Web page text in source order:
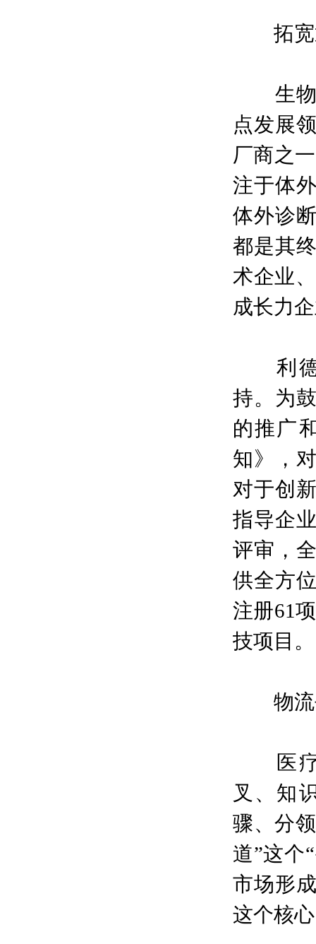
拓宽
生物
点发展
厂商之
注于体
体外诊
都是其
术企业
成长力
利德
持。为
的推广
知》，
对于创
指导企
评审，
供全方
注册61
技项目。
物流
医疗
叉、知
骤、分
道”这个
市场形
这个核